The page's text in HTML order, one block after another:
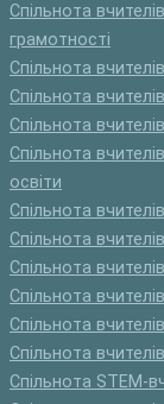
Спільнота
грамотності
Спільнота
Спільнота вчителів
Спільнота
Спільнота
освіти
Спільнота
Спільнота
Спільнота
Спільнота
Спільнота
Спільнота
Спільнота STEM-